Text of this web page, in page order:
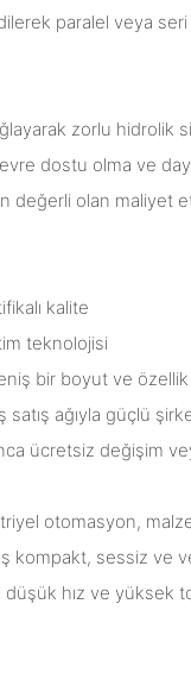
paralel veya seri
zorlu hidrolik
dostu olma ve
değerli olan maliyet
kalite
teknolojisi
bir boyut ve
ağıyla güçlü
ücretsiz değişim
otomasyon,
kompakt, sessiz ve
hız ve yüksek